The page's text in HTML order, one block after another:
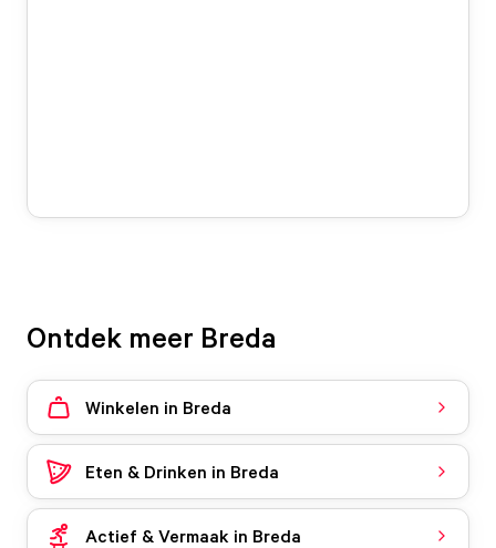
Ontdek meer Breda
Winkelen in Breda
Eten & Drinken in Breda
Actief & Vermaak in Breda